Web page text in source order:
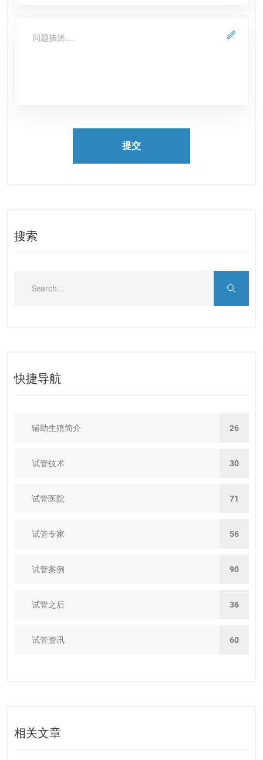
提交
搜索
快捷导航
辅助生殖简介 26
试管技术 30
试管医院 71
试管专家 56
试管案例 90
试管之后 36
试管资讯 60
相关文章